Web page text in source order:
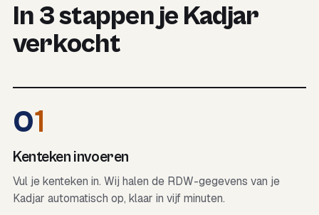
In 3 stappen je Kadjar
verkocht
01
Kenteken invoeren
Vul je kenteken in. Wij halen de RDW-gegevens van je
Kadjar automatisch op, klaar in vijf minuten.